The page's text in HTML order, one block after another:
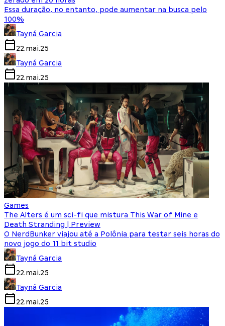
Essa duração, no entanto, pode aumentar na busca pelo
100%
Tayná Garcia
22.mai.25
Tayná Garcia
22.mai.25
Games
The Alters é um sci-fi que mistura This War of Mine e
Death Stranding | Preview
O NerdBunker viajou até a Polônia para testar seis horas do
novo jogo do 11 bit studio
Tayná Garcia
22.mai.25
Tayná Garcia
22.mai.25